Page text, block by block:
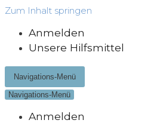
Zum Inhalt springen
Anmelden
Unsere Hilfsmittel
Navigations-Menü
Navigations-Menü
Anmelden